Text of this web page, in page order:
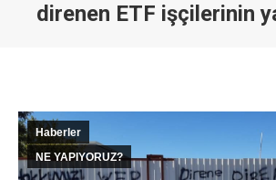
direnen ETF işçilerinin
Haberler
NE YAPIYORUZ?